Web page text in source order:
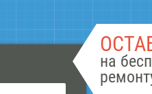
на